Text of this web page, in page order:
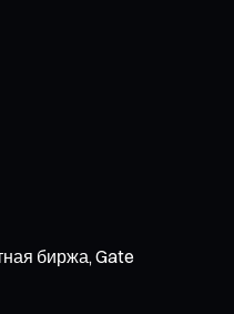
биржа, Gate